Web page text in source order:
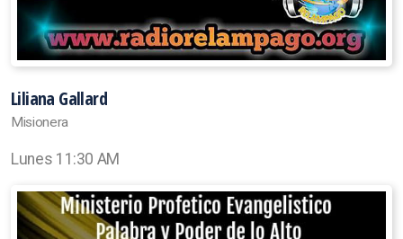
Liliana Gallard
Misionera
Lunes 11:30 AM